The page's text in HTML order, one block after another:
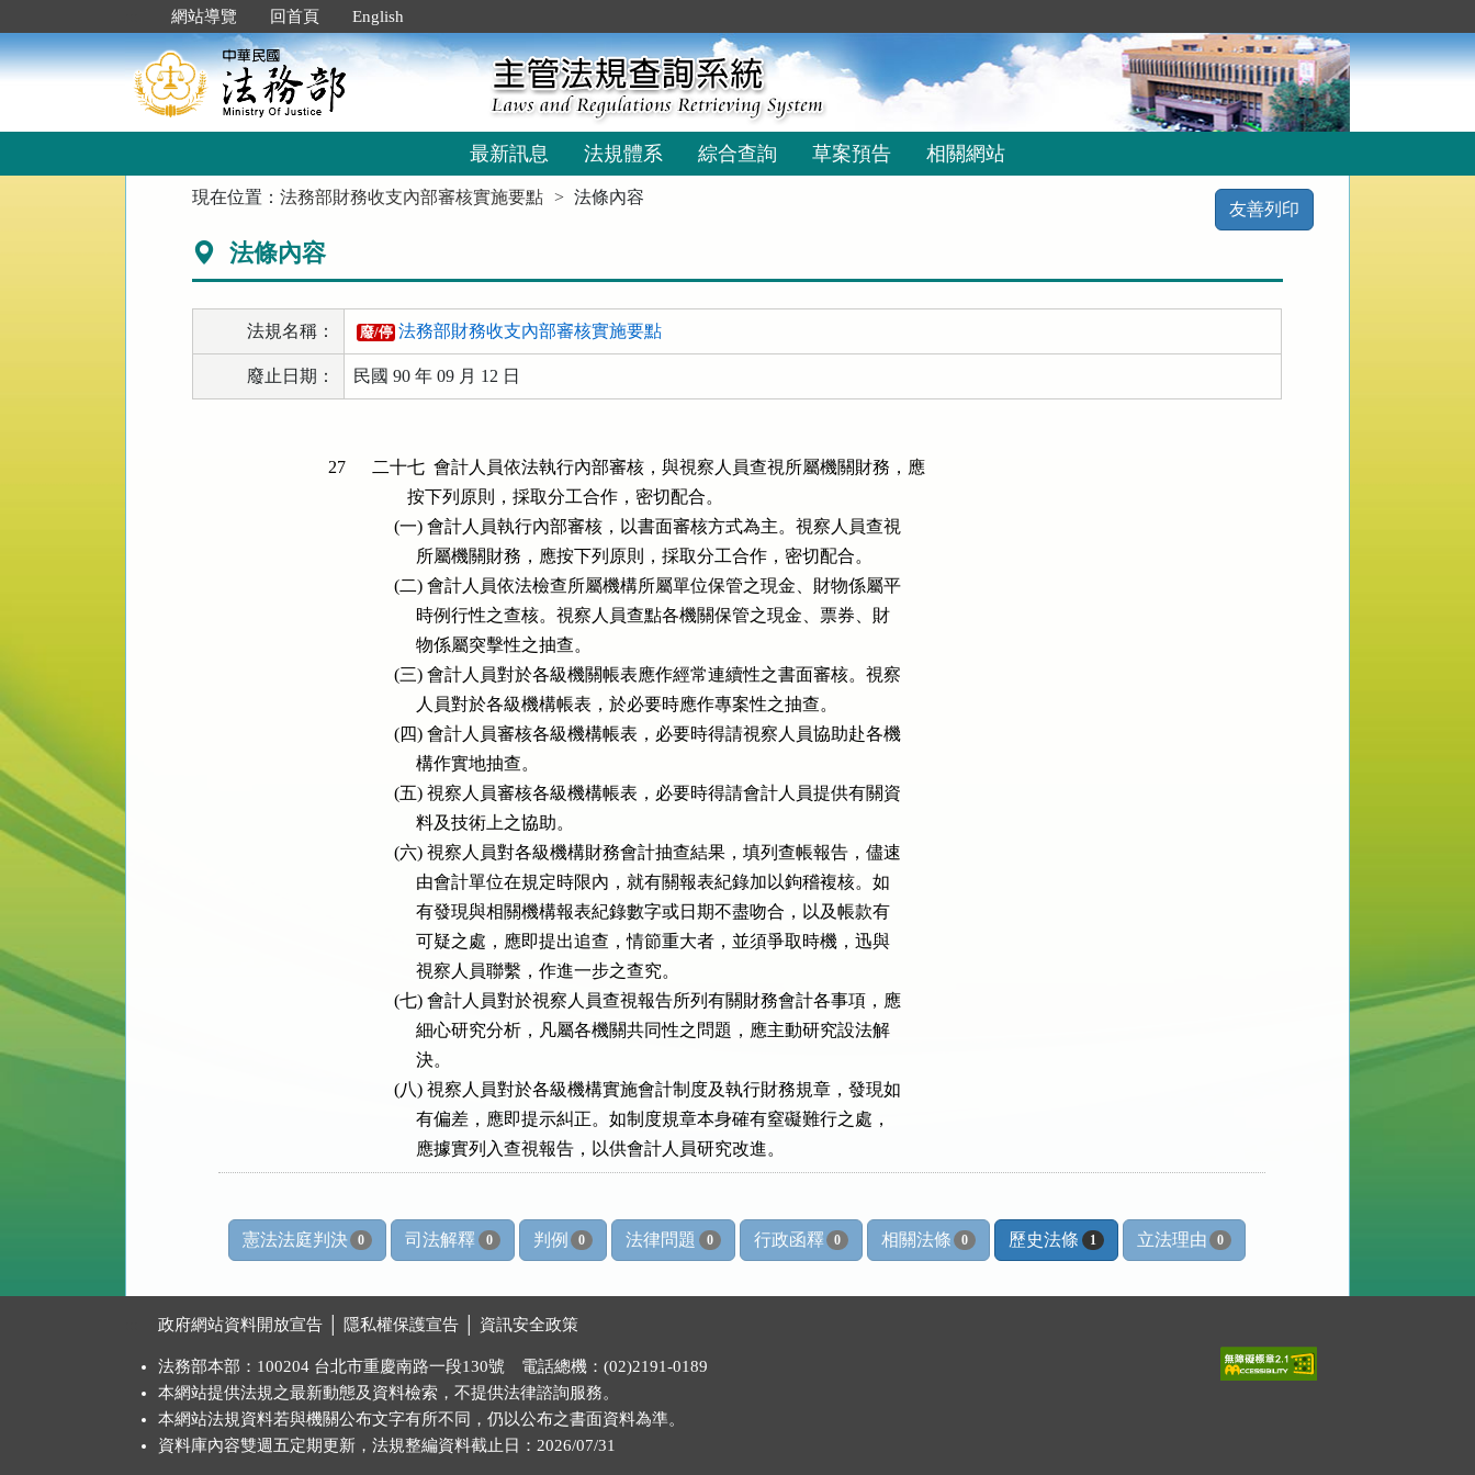
到
主
要
網站導覽 回首頁 English
最新訊息 法規體系 綜合查詢 草案預告 相關網站
現在位置：法務部財務收支內部審核實施要點 法條內容
友善列印
法條內容
法規名稱： 廢/停 法務部財務收支內部審核實施要點
廢止日期： 民國 90 年 09 月 12 日
27
二十七  會計人員依法執行內部審核，與視察人員查視所屬機關財務，應
        按下列原則，採取分工合作，密切配合。
     (一) 會計人員執行內部審核，以書面審核方式為主。視察人員查視
          所屬機關財務，應按下列原則，採取分工合作，密切配合。
     (二) 會計人員依法檢查所屬機構所屬單位保管之現金、財物係屬平
          時例行性之查核。視察人員查點各機關保管之現金、票券、財
          物係屬突擊性之抽查。
     (三) 會計人員對於各級機關帳表應作經常連續性之書面審核。視察
          人員對於各級機構帳表，於必要時應作專案性之抽查。
     (四) 會計人員審核各級機構帳表，必要時得請視察人員協助赴各機
          構作實地抽查。
     (五) 視察人員審核各級機構帳表，必要時得請會計人員提供有關資
          料及技術上之協助。
     (六) 視察人員對各級機構財務會計抽查結果，填列查帳報告，儘速
          由會計單位在規定時限內，就有關報表紀錄加以鉤稽複核。如
          有發現與相關機構報表紀錄數字或日期不盡吻合，以及帳款有
          可疑之處，應即提出追查，情節重大者，並須爭取時機，迅與
          視察人員聯繫，作進一步之查究。
     (七) 會計人員對於視察人員查視報告所列有關財務會計各事項，應
          細心研究分析，凡屬各機關共同性之問題，應主動研究設法解
          決。
     (八) 視察人員對於各級機構實施會計制度及執行財務規章，發現如
          有偏差，應即提示糾正。如制度規章本身確有窒礙難行之處，
憲法法庭判決 0 司法解釋 0 判例 0 法律問題 0 行政函釋 0 相關法條 0 歷史法條 1 立法理由 0
政府網站資料開放宣告 隱私權保護宣告 資訊安全政策
法務部本部：100204 台北市重慶南路一段130號 電話總機：(02)2191-0189
本網站提供法規之最新動態及資料檢索，不提供法律諮詢服務。
本網站法規資料若與機關公布文字有所不同，仍以公布之書面資料為準。
資料庫內容雙週五定期更新，法規整編資料截止日：2026/07/31